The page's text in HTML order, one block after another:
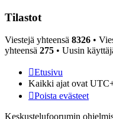
Tilastot
Viestejä yhteensä 8326 •
yhteensä 275 • Uusin
Etusivu
Kaikki ajat ovat
Poista evästeet
Keskustelufoorumin